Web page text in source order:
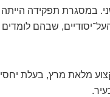
כמחליפתה של דפנה שושני. במסגרת תפקידה הייתה
שבהם לומדים
מלאת מרץ, בעלת יחסי